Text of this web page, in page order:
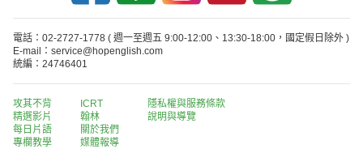
電話：02-2727-1778 ( 週一至週五 9:00-12:00、13:30-18:00，國定假日除外 )
E-mail：service@hopenglish.com
統編：24746401
攻其不背
精選影片
每日片語
專欄教學
ICRT
翰林
關於我們
媒體報導
隱私權與服務條款
說明與導覽